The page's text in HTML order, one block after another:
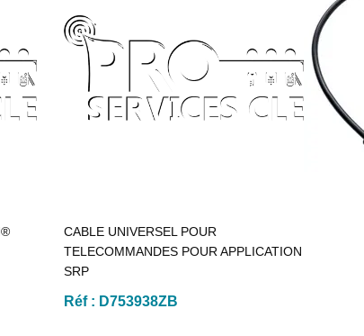
CABLE UNIVERSEL POUR
TELECOMMANDES POUR APPLICATION
SRP
Réf : D753938ZB